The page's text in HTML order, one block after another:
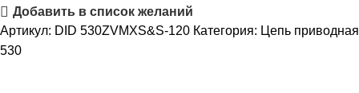
Добавить в список желаний
Артикул: DID 530ZVMXS&S-120 Категория: Цепь приводная
530